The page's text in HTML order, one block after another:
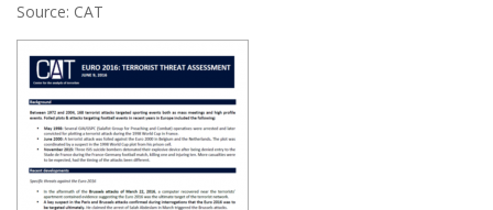
Source: CAT